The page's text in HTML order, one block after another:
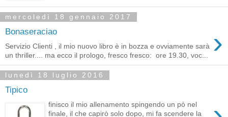
mercoledì 18 gennaio 2017
Bonaseraciao ›
Servizio Clienti , il mio nuovo libro è in bozza e ovviamente sarà
un thriller.... ma ecco il prologo, fresco fresco: ore 19.30, voc...
lunedì 18 luglio 2016
Tipico
finisco il mio allenamento spingendo un pò nel
finale, il che capirò solo dopo, mi fa scendere la